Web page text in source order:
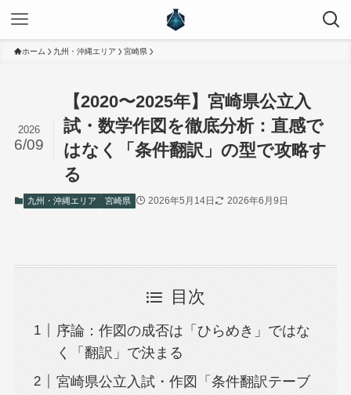
ホーム 九州・沖縄エリア 宮崎県
【2020〜2025年】宮崎県公立入
試・数学作図を徹底分析：直感で
はなく「条件翻訳」の型で攻略す
る
2026
6/09
九州・沖縄エリア 宮崎県 2026年5月14日 2026年6月9日
目次
序論：作図の成否は「ひらめき」ではな
く「翻訳」で決まる
宮崎県公立入試・作図「条件翻訳テーブ